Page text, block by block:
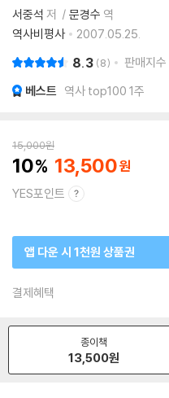
서중석 저 문경수 역
역사비평사
2007.05.25.
8.3 8 판매지수
베스트 역사 top100 1주
15,000원
10 13,500
YES포인트
앱 다운 시 1천원 상품권
결제혜택
종이책
13,500원